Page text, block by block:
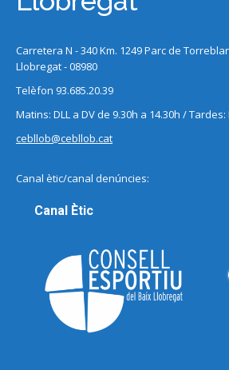
Carretera N - 340 Km. 1249 Parc de
Llobregat - 08980
Telèfon 93.685.20.39
Matins: DLL a DV de 9.30h a 14.30h / Tardes:
cebllob@cebllob.cat
Canal ètic/canal denúncies:
Canal Ètic